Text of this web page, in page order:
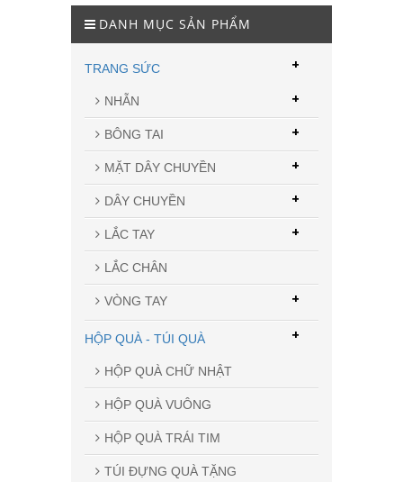
DANH MỤC SẢN PHẨM
TRANG SỨC
NHẪN +
BÔNG TAI +
MẶT DÂY CHUYỀN +
DÂY CHUYỀN +
LẮC TAY +
LẮC CHÂN
VÒNG TAY +
+
HỘP QUÀ - TÚI QUÀ
HỘP QUÀ CHỮ NHẬT
HỘP QUÀ VUÔNG
HỘP QUÀ TRÁI TIM
TÚI ĐỰNG QUÀ TẶNG
+